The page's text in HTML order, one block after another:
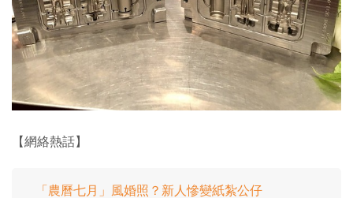
【網絡熱話】
「農曆七月」風婚照？新人慘變紙紮公仔